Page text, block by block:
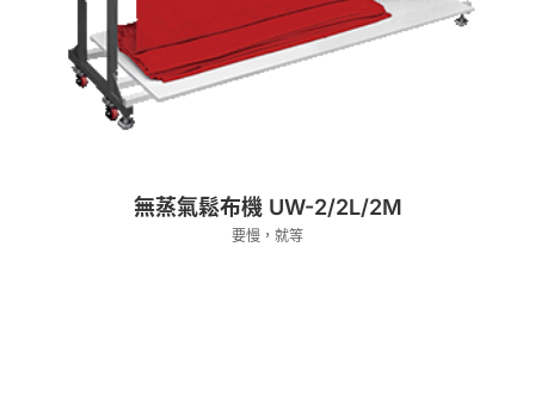
無蒸氣鬆布機 UW-2/2L/2M
要慢，就等